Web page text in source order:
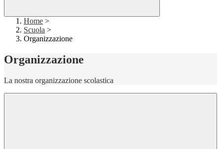
Home >
Scuola >
Organizzazione
Organizzazione
La nostra organizzazione scolastica